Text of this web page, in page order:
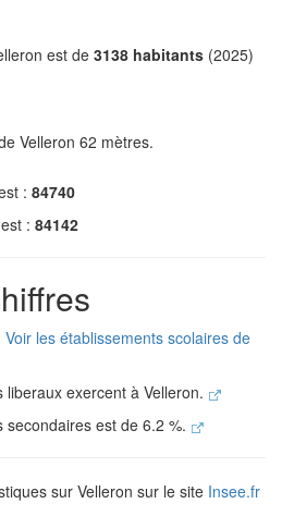
est de 3138 habitants (2025)
Velleron 62 mètres.
: 84740
: 84142
Voir les établissements scolaires de
exercent à Velleron.
est de 6.2 %.
sur Velleron sur le site Insee.fr